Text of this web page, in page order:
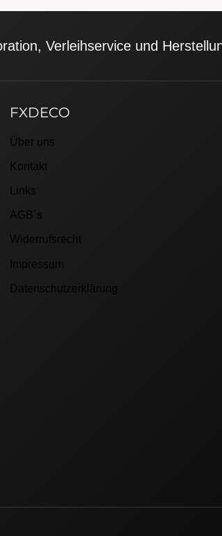
Verleihservice und
FXDECO
Über uns
Kontakt
Links
AGB´s
Widerrufsrecht
Impressum
Datenschutzerklärung